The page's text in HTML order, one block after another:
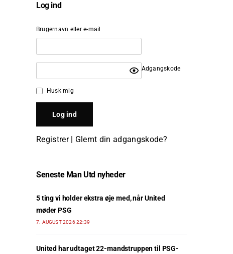
Log ind
Brugernavn eller e-mail
Adgangskode
Husk mig
Registrer| Glemt din adgangskode?
Seneste Man Utd nyheder
5 ting vi holder ekstra øje med, når United
møder PSG
7. AUGUST 2026 22:39
United har udtaget 22-mandstruppen til PSG-